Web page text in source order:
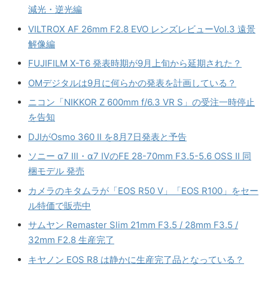
減光・逆光編
VILTROX AF 26mm F2.8 EVO レンズレビューVol.3 遠景
解像編
FUJIFILM X-T6 発表時期が9月上旬から延期された？
OMデジタルは9月に何らかの発表を計画している？
ニコン「NIKKOR Z 600mm f/6.3 VR S」の受注一時停止
を告知
DJIがOsmo 360 II を8月7日発表と予告
ソニー α7 III・α7 IVのFE 28-70mm F3.5-5.6 OSS II 同
梱モデル 発売
カメラのキタムラが「EOS R50 V」「EOS R100」をセー
ル特価で販売中
サムヤン Remaster Slim 21mm F3.5 / 28mm F3.5 /
32mm F2.8 生産完了
キヤノン EOS R8 は静かに生産完了品となっている？